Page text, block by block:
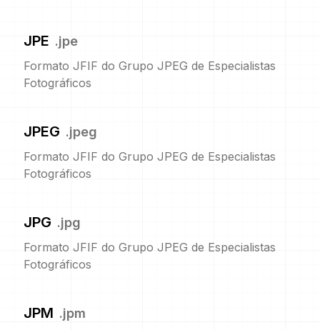
JPE .jpe
Formato JFIF do Grupo JPEG de Especialistas
Fotográficos
JPEG .jpeg
Formato JFIF do Grupo JPEG de Especialistas
Fotográficos
JPG .jpg
Formato JFIF do Grupo JPEG de Especialistas
Fotográficos
JPM .jpm